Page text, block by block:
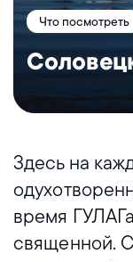
Что посмотреть
Здесь на
время
священной.